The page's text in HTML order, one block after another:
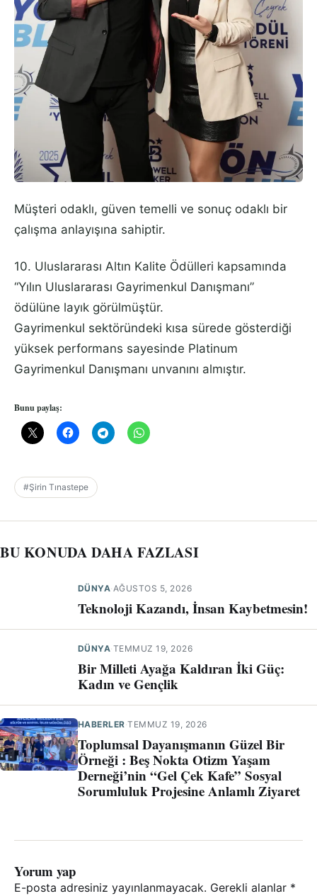
Müşteri odaklı, güven temelli ve sonuç odaklı bir
çalışma anlayışına sahiptir.
10. Uluslararası Altın Kalite Ödülleri kapsamında
“Yılın Uluslararası Gayrimenkul Danışmanı”
ödülüne layık görülmüştür.
Gayrimenkul sektöründeki kısa sürede gösterdiği
yüksek performans sayesinde Platinum
Gayrimenkul Danışmanı unvanını almıştır.
Bunu paylaş:
#Şirin Tınastepe
BU KONUDA DAHA FAZLASI
DÜNYA·AĞUSTOS 5, 2026
Teknoloji Kazandı, İnsan Kaybetmesin!
DÜNYA·TEMMUZ 19, 2026
Bir Milleti Ayağa Kaldıran İki Güç:
Kadın ve Gençlik
HABERLER·TEMMUZ 19, 2026
Toplumsal Dayanışmanın Güzel Bir
Örneği : Beş Nokta Otizm Yaşam
Derneği’nin “Gel Çek Kafe” Sosyal
Sorumluluk Projesine Anlamlı Ziyaret
Yorum yap
E-posta adresiniz yayınlanmayacak. Gerekli alanlar *